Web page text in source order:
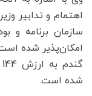
اهتمام و تدابیر
سازمان برنامه و
شده است.